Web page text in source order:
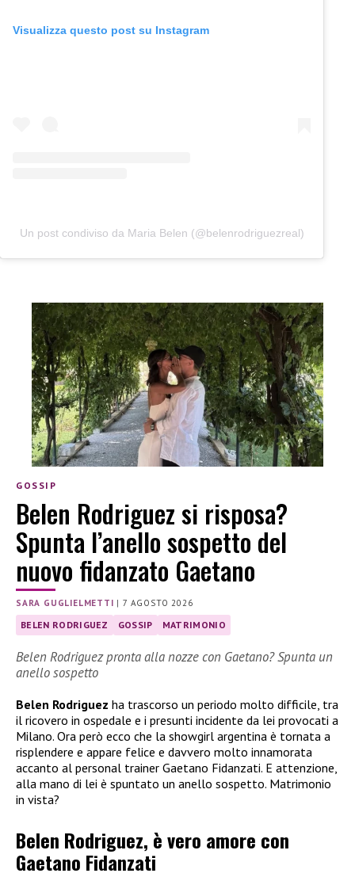
Visualizza questo post su Instagram
Un post condiviso da Maria Belen (@belenrodriguezreal)
GOSSIP
Belen Rodriguez si risposa?
Spunta l’anello sospetto del
nuovo fidanzato Gaetano
SARA GUGLIELMETTI |7 AGOSTO 2026
BELEN RODRIGUEZ GOSSIP MATRIMONIO
Belen Rodriguez pronta alla nozze con Gaetano? Spunta un
anello sospetto
Belen Rodriguez ha trascorso un periodo molto difficile, tra
il ricovero in ospedale e i presunti incidente da lei provocati a
Milano. Ora però ecco che la showgirl argentina è tornata a
risplendere e appare felice e davvero molto innamorata
accanto al personal trainer Gaetano Fidanzati. E attenzione,
alla mano di lei è spuntato un anello sospetto. Matrimonio
in vista?
Belen Rodriguez, è vero amore con
Gaetano Fidanzati